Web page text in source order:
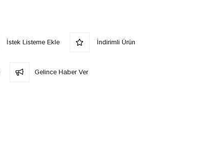
İstek Listeme Ekle İndirimli Ürün
Gelince Haber Ver